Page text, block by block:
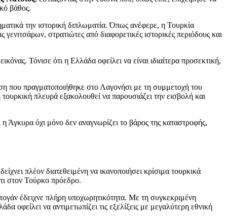
βάθος.
την ιστορική διπλωματία. Όπως ανέφερε, η Τουρκία
στρατιώτες από διαφορετικές ιστορικές περιόδους και
Τόνισε ότι η Ελλάδα οφείλει να είναι ιδιαίτερα προσεκτική,
που πραγματοποιήθηκε στο Λαγονήσι με τη συμμετοχή του
πλευρά εξακολουθεί να παρουσιάζει την εισβολή και
Άγκυρα όχι μόνο δεν αναγνωρίζει το βάρος της καταστροφής,
πλέον διατεθειμένη να ικανοποιήσει κρίσιμα τουρκικά
στον Τούρκο πρόεδρο.
έδειχνε πλήρη υποχωρητικότητα. Με τη συγκεκριμένη
να αντιμετωπίζει τις εξελίξεις με μεγαλύτερη εθνική